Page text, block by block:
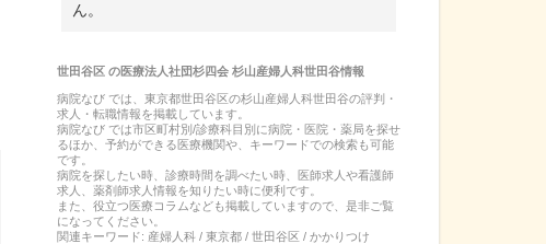
ん。
世田谷区の医療法人社団杉四会 杉山産婦人科世田谷情報
病院なび では、 東京都世田谷区の杉山産婦人科世田谷の評判・
求人・転職情報を掲載しています。
病院なび では市区町村別/診療科目別に病院・医院・薬局を探せ
るほか、予約ができる医療機関や、キーワードでの検索も可能
です。
病院を探したい時、診療時間を調べたい時、医師求人や看護師
求人、薬剤師求人情報を知りたい時に便利です。
また、役立つ医療コラムなども掲載していますので、是非ご覧
になってください。
関連キーワード: 産婦人科 / 東京都 / 世田谷区 / かかりつけ